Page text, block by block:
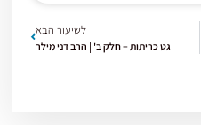
לשיעור הבא
גט כריתות – חלק ב' | הרב דני מילר